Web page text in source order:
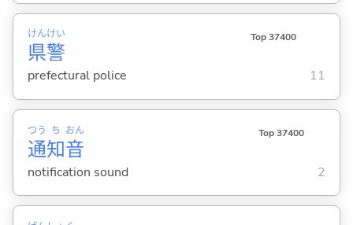
県
けん
警
けい Top 37400
prefectural police 11
通
つう
知
ち
音
おん Top 37400
notification sound 2